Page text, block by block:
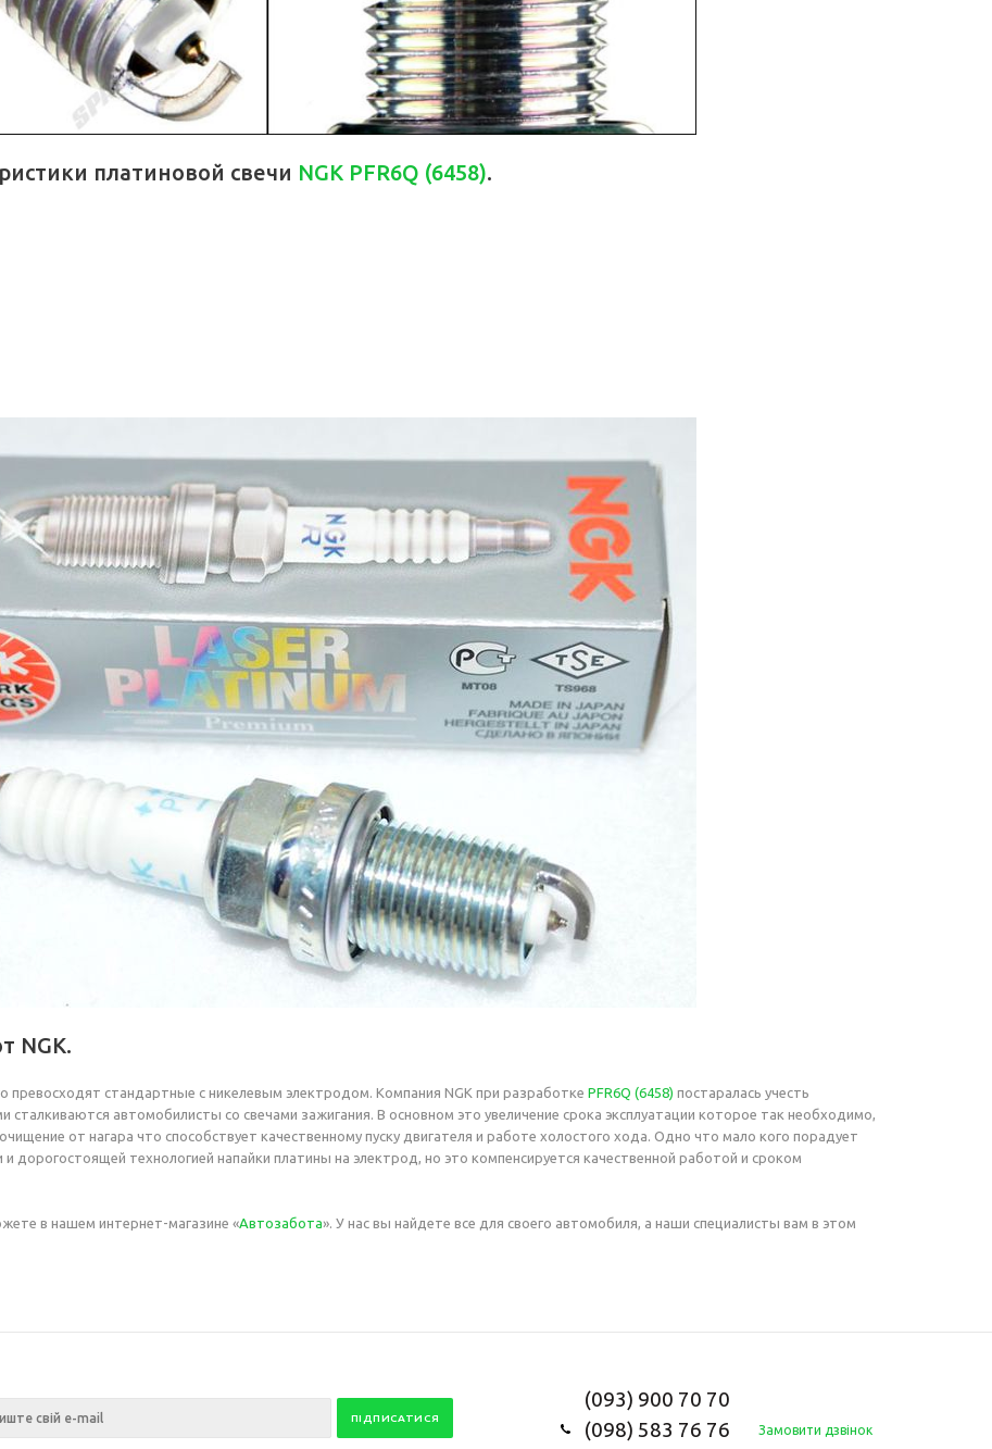
платиновой свечи NGK PFR6Q (6458).
NGK.
превосходят стандартные с никелевым электродом. Компания NGK при разработке PFR6Q (6458) постаралась учесть
автомобилисты со свечами зажигания. В основном это увеличение срока эксплуатации которое так необходимо,
от нагара что способствует качественному пуску двигателя и работе холостого хода. Одно что мало кого порадует
дорогостоящей технологией напайки платины на электрод, но это компенсируется качественной работой и сроком
в нашем интернет-магазине «Автозабота». У нас вы найдете все для своего автомобиля, а наши специалисты вам в этом
(093) 900 70 70
(098) 583 76 76
Замовити дзвінок